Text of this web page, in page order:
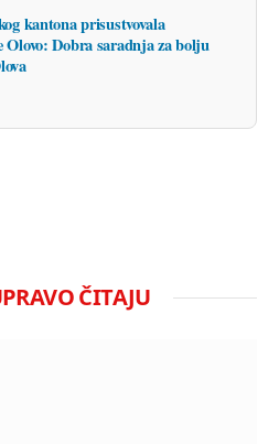
kantona prisustvovala
Olovo: Dobra saradnja za bolju
ČITAJU